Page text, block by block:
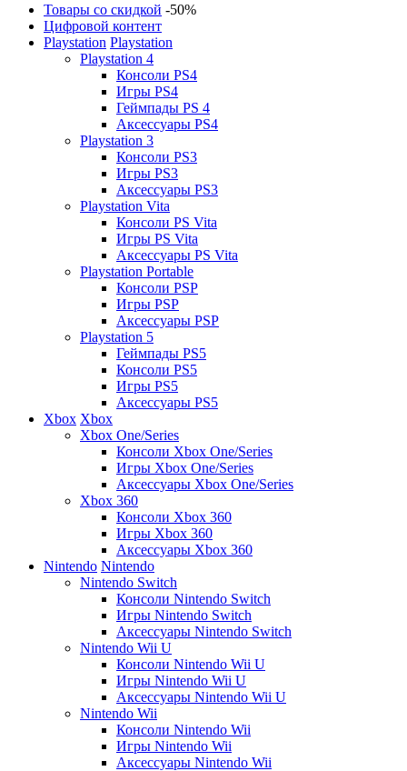
Товары со скидкой -50%
Цифровой контент
Playstation Playstation
Playstation 4
Консоли PS4
Игры PS4
Геймпады PS 4
Аксессуары PS4
Playstation 3
Консоли PS3
Игры PS3
Аксессуары PS3
Playstation Vita
Консоли PS Vita
Игры PS Vita
Аксессуары PS Vita
Playstation Portable
Консоли PSP
Игры PSP
Аксессуары PSP
Playstation 5
Геймпады PS5
Консоли PS5
Игры PS5
Аксессуары PS5
Xbox Xbox
Xbox One/Series
Консоли Xbox One/Series
Игры Xbox One/Series
Аксессуары Xbox One/Series
Xbox 360
Консоли Xbox 360
Игры Xbox 360
Аксессуары Xbox 360
Nintendo Nintendo
Nintendo Switch
Консоли Nintendo Switch
Игры Nintendo Switch
Аксессуары Nintendo Switch
Nintendo Wii U
Консоли Nintendo Wii U
Игры Nintendo Wii U
Аксессуары Nintendo Wii U
Nintendo Wii
Консоли Nintendo Wii
Игры Nintendo Wii
Аксессуары Nintendo Wii